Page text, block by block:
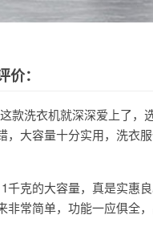
：
款洗衣机就深深爱上了，
，大容量十分实用，洗衣
千克的大容量，真是实惠
非常简单，功能一应俱全